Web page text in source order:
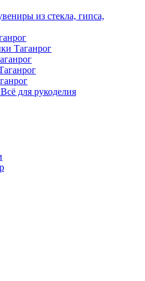
из стекла, гипса,
Таганрог
для рукоделия